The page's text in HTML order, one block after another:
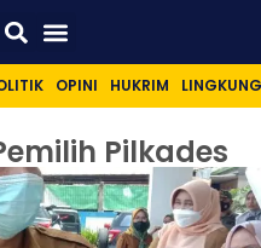
OPINI HUKRIM
Pilkades